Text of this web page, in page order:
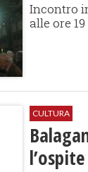
Incontro
alle ore 19
CULTURA